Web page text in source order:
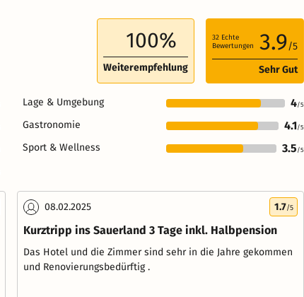
100%
Weiterempfehlung
32Echte
Bewertungen
3.9/5
Sehr Gut
Lage & Umgebung 4/5
Gastronomie 4.1/5
Sport & Wellness 3.5 /5
08.02.2025 1.7/5
Kurztripp ins Sauerland 3 Tage inkl. Halbpension
Das Hotel und die Zimmer sind sehr in die Jahre gekommen
und Renovierungsbedürftig .